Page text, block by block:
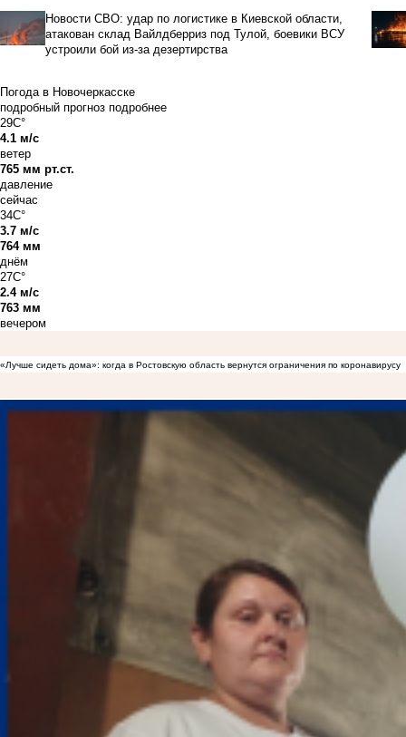
Новости СВО: удар по логистике в Киевской области,
атакован склад Вайлдберриз под Тулой, боевики ВСУ
устроили бой из-за дезертирства
Погода в Новочеркасске
подробный прогноз подробнее
29C°
4.1 м/с
ветер
765 мм рт.ст.
давление
сейчас
34C°
3.7 м/с
764 мм
днём
27C°
2.4 м/с
763 мм
вечером
«Лучше сидеть дома»: когда в Ростовскую область вернутся ограничения по коронавирусу